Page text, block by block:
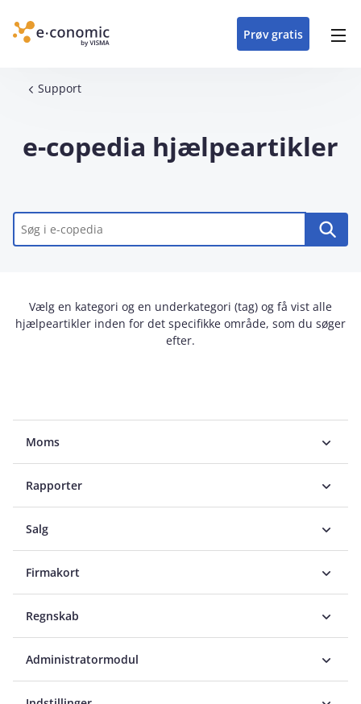
Header top menu
Prøv gratis
skræddersyet løsning
til din branche
e‑conomic
alle funktioner i
e‑conomic
e‑conomic
skræddersyede kurser
til administratorer
forhandler kan styrke
og vækste din
Brødkrumme
Support
e-copedia hjælpeartikler
Nøgleord
Vælg en kategori og en underkategori (tag) og få vist alle
hjælpeartikler inden for det specifikke område, som du søger
efter.
Moms
Rapporter
Salg
Firmakort
Regnskab
Administratormodul